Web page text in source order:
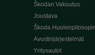
Škodan Vakuutus
Joustava
Škoda
Avustinjärjestelmät
Yritysautot